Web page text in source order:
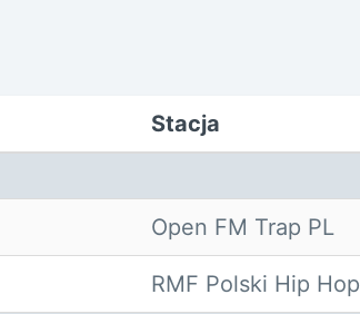
Stacja
Open FM Trap PL
RMF Polski Hip Hop